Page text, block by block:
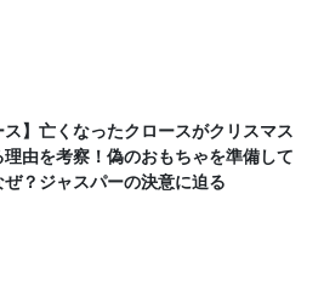
ス】亡くなったクロースがクリスマス
理由を考察！偽のおもちゃを準備して
？ジャスパーの決意に迫る